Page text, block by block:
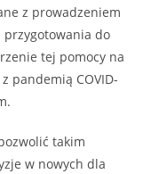
z prowadzeniem
przygotowania do
tej pomocy na
pandemią COVID-
takim
w nowych dla